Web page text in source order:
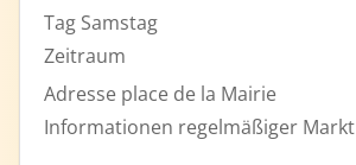
Tag Samstag
Zeitraum
Adresse place de la Mairie
Informationen regelmäßiger Markt